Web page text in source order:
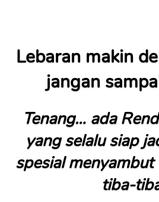
Lebaran makin
jangan
Tenang… ada
yang selalu siap
spesial
tiba-